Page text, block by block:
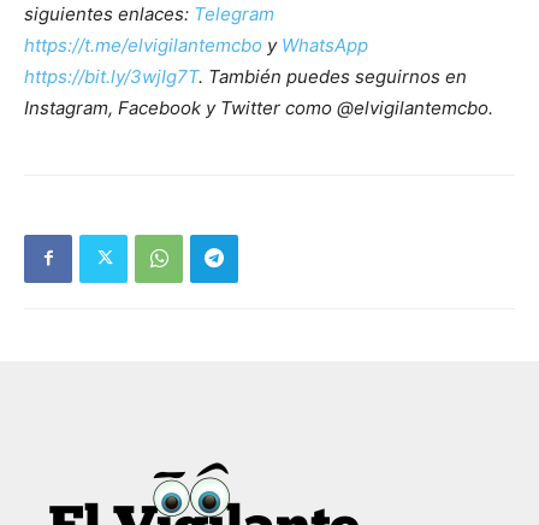
siguientes enlaces: Telegram
https://t.me/elvigilantemcbo y WhatsApp
https://bit.ly/3wjIg7T. También puedes seguirnos en
Instagram, Facebook y Twitter como @elvigilantemcbo.